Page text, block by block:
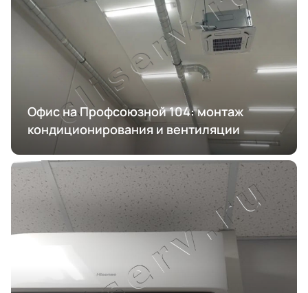
Офис на Профсоюзной 104: монтаж
кондиционирования и вентиляции